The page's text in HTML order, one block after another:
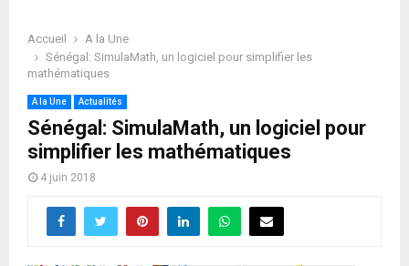
Accueil
A la Une
Sénégal: SimulaMath, un logiciel pour simplifier les
mathématiques
A la Une Actualités
Sénégal: SimulaMath, un logiciel pour
simplifier les mathématiques
4 juin 2018